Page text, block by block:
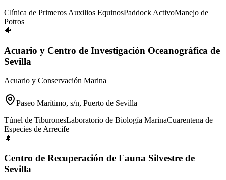
Clínica de Primeros Auxilios EquinosPaddock ActivoManejo de
Potros
🐠
Acuario y Centro de Investigación Oceanográfica de
Sevilla
Acuario y Conservación Marina
Paseo Marítimo, s/n, Puerto de Sevilla
Túnel de TiburonesLaboratorio de Biología MarinaCuarentena de
Especies de Arrecife
🌲
Centro de Recuperación de Fauna Silvestre de
Sevilla